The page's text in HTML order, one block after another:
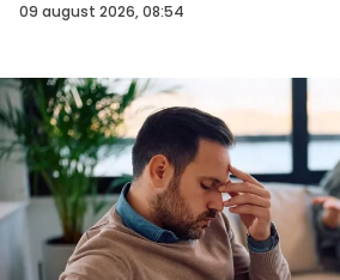
09 august 2026, 08:54